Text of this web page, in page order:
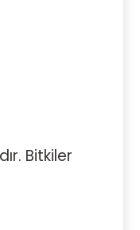
Bitkiler